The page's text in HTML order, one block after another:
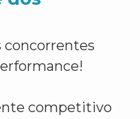
concorrentes
competitivo